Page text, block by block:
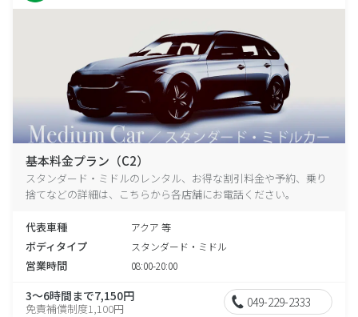
基本料金プラン（C2）
スタンダード・ミドルのレンタル、お得な割引料金や予約、乗り
捨てなどの詳細は、こちらから各店舗にお電話ください。
代表車種 アクア 等
ボディタイプ スタンダード・ミドル
営業時間 08:00-20:00
3～6時間まで7,150円
免責補償制度1,100円 049-229-2333